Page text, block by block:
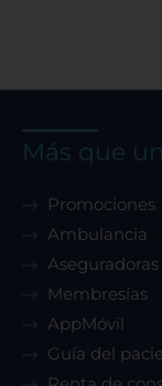
Más que
Promociones
Ambulancia
Aseguradoras
Membresías
AppMóvil
Guía del